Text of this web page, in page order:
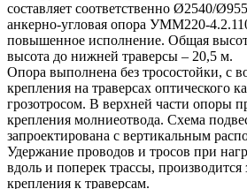
составляет соответственно Ø2540/
анкерно-угловая опора УММ220-
повышенное исполнение. Общая
высота до нижней траверсы – 20,5 м.
Опора выполнена без тросостойки, с
крепления на траверсах оптического
грозотросом. В верхней части опоры
крепления молниеотвода. Схема
запроектирована с вертикальным
Удержание проводов и тросов при
вдоль и поперек трассы, производится
крепления к траверсам.